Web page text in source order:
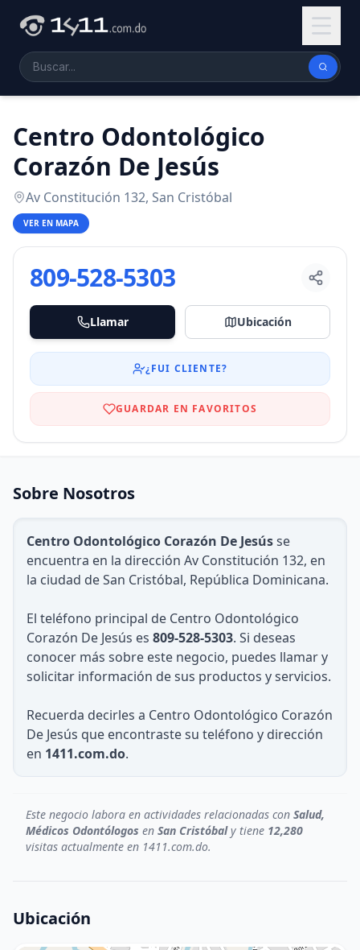
Centro Odontológico
Corazón De Jesús
Av Constitución 132, San Cristóbal
VER EN MAPA
809-528-5303
Llamar Ubicación
¿FUI CLIENTE?
GUARDAR EN FAVORITOS
Sobre Nosotros
Centro Odontológico Corazón De Jesússe
encuentra en la dirección Av Constitución 132, en
la ciudad de San Cristóbal, República Dominicana.
El teléfono principal de Centro Odontológico
Corazón De Jesús es 809-528-5303. Si deseas
conocer más sobre este negocio, puedes llamar y
solicitar información de sus productos y servicios.
Recuerda decirles a Centro Odontológico Corazón
De Jesús que encontraste su teléfono y dirección
en 1411.com.do.
Este negocio labora en actividades relacionadas con Salud,
Médicos Odontólogos en San Cristóbaly tiene 12,280
visitas actualmente en 1411.com.do.
Ubicación